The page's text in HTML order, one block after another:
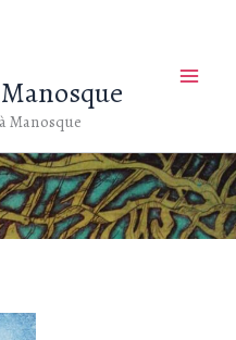
Manosque